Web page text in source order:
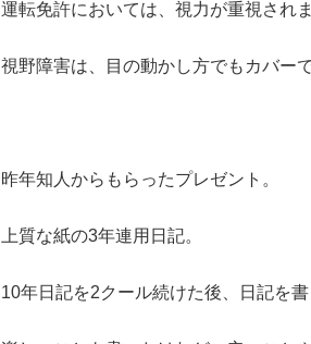
運転免許においては、視力が重視され
視野障害は、目の動かし方でもカバー
昨年知人からもらったプレゼント。
上質な紙の3年連用日記。
10年日記を2クール続けた後、日記を書